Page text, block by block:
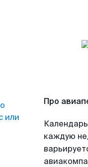
или
Про
каждую